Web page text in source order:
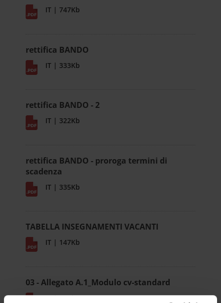
IT | 747Kb
rettifica BANDO
IT | 333Kb
rettifica BANDO - 2
IT | 322Kb
rettifica BANDO - proroga termini di
scadenza
IT | 335Kb
TABELLA INSEGNAMENTI VACANTI
IT | 147Kb
03 - Allegato A.1_Modulo cv-standard
IT | 10Kb